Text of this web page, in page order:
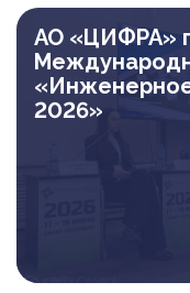
АО «ЦИФРА»
2026»